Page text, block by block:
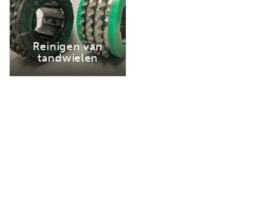
Reinigen van
tandwielen